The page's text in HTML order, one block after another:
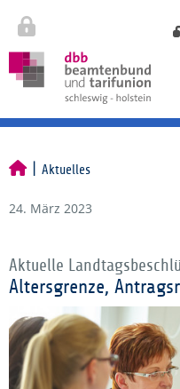
Aktuelles
24. März 2023
Aktuelle
Altersgrenze,